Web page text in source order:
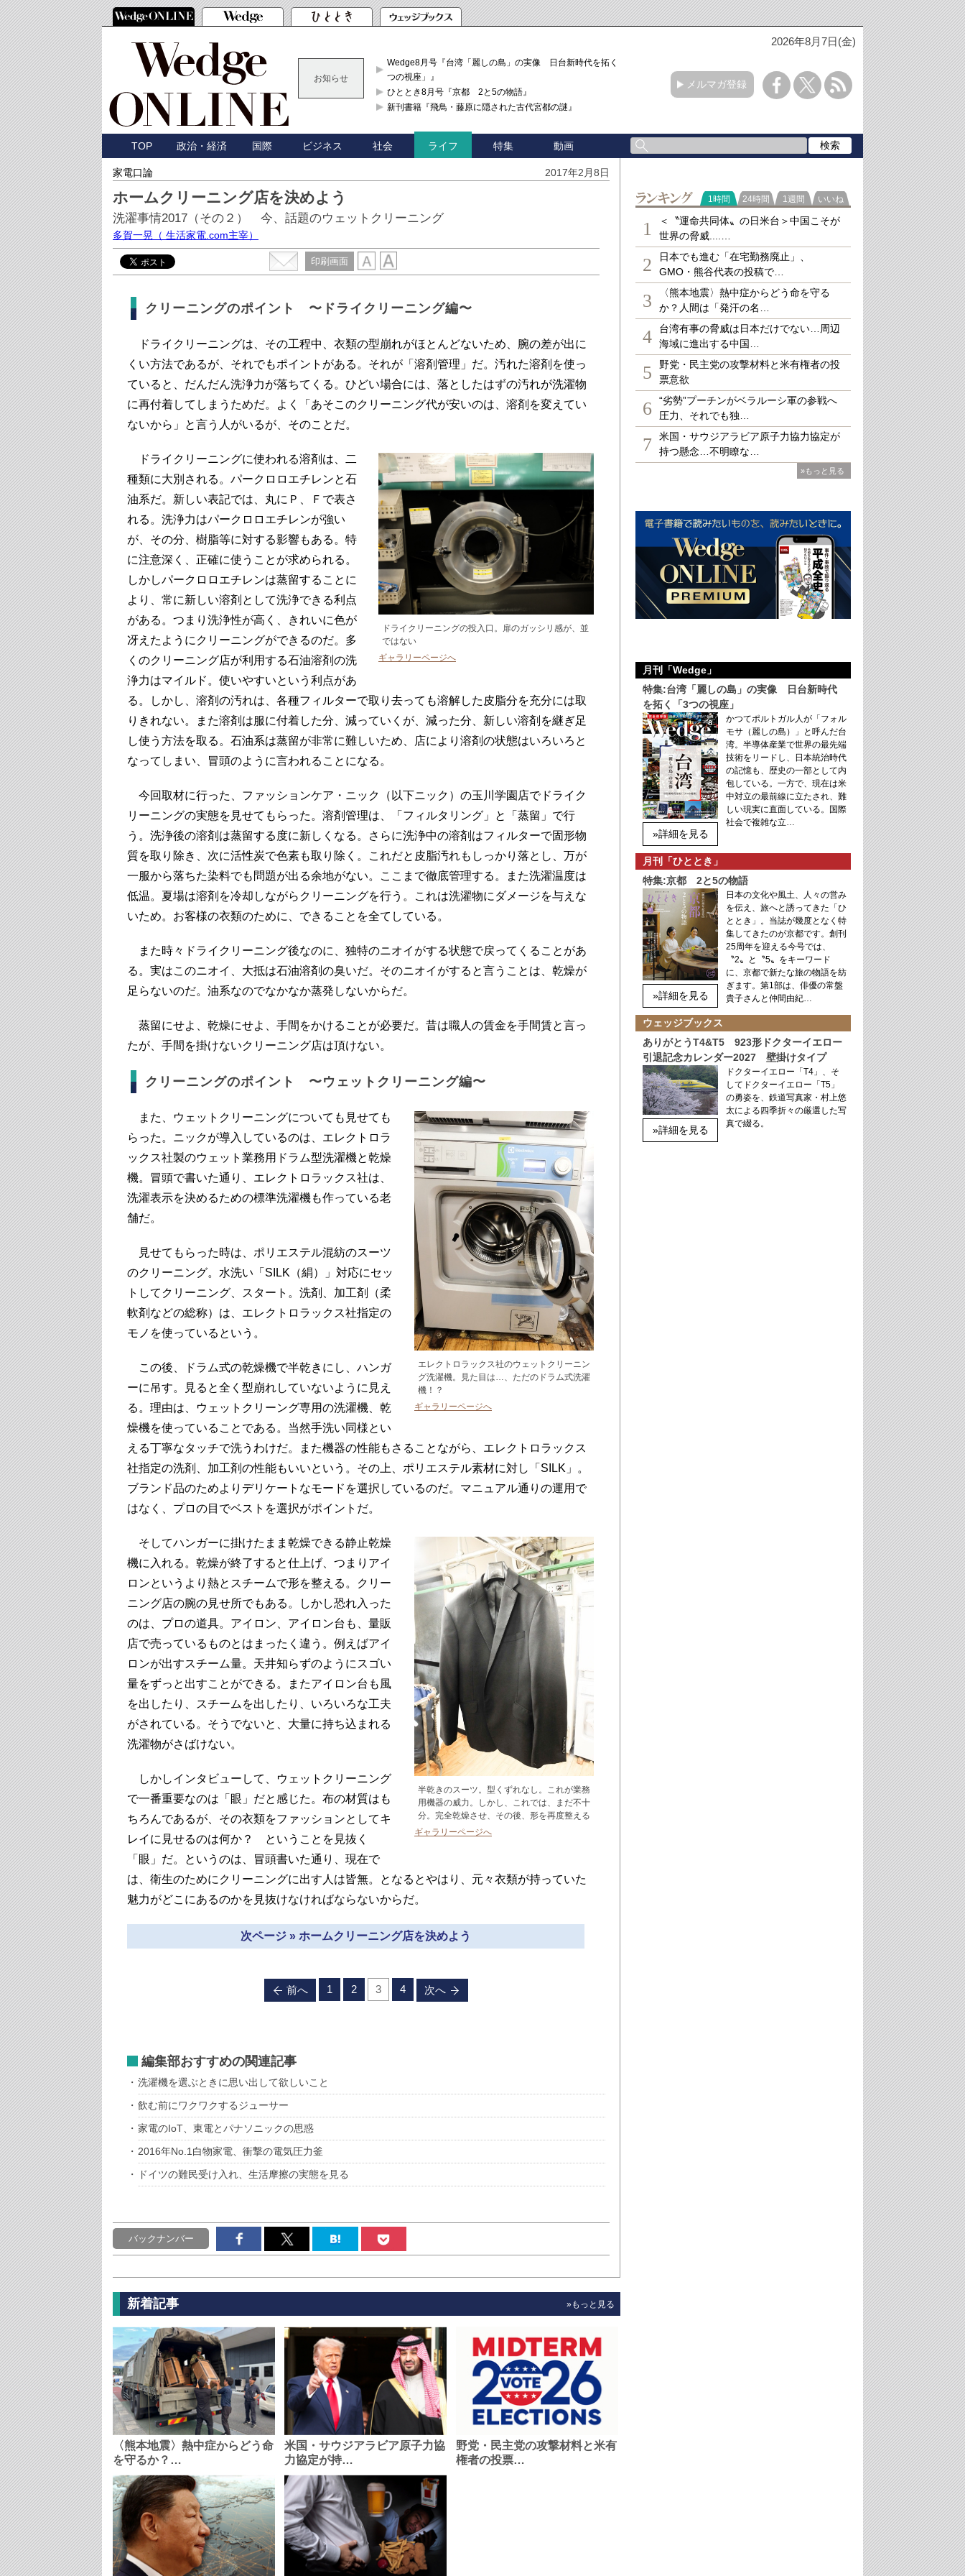
2026年8月7日(金)
お知らせ
Wedge8月号『台湾「麗しの島」の実像 日台新時代を拓く「3
つの視座」』
ひととき8月号『京都 2と5の物語』
新刊書籍『飛鳥・藤原に隠された古代宮都の謎』
メルマガ登録
TOP 政治・経済 国際 ビジネス 社会 ライフ 特集 動画
家電口論 2017年2月8日
ホームクリーニング店を決めよう
洗濯事情2017（その２） 今、話題のウェットクリーニング
多賀一晃 （ 生活家電.com主宰）
印刷画面
クリーニングのポイント 〜ドライクリーニング編〜
ドライクリーニングは、その工程中、衣類の型崩れがほとんどないため、腕の差が出に
くい方法であるが、それでもポイントがある。それが「溶剤管理」だ。汚れた溶剤を使っ
ていると、だんだん洗浄力が落ちてくる。ひどい場合には、落としたはずの汚れが洗濯物
に再付着してしまうためだ。よく「あそこのクリーニング代が安いのは、溶剤を変えてい
ないから」と言う人がいるが、そのことだ。
ドライクリーニングの投入口。扉のガッシリ感が、並
ではない
ギャラリーページへ
ドライクリーニングに使われる溶剤は、二
種類に大別される。パークロロエチレンと石
油系だ。新しい表記では、丸にＰ、Ｆで表さ
れる。洗浄力はパークロロエチレンが強い
が、その分、樹脂等に対する影響もある。特
に注意深く、正確に使うことが求められる。
しかしパークロロエチレンは蒸留することに
より、常に新しい溶剤として洗浄できる利点
がある。つまり洗浄性が高く、きれいに色が
冴えたようにクリーニングができるのだ。多
くのクリーニング店が利用する石油溶剤の洗
浄力はマイルド。使いやすいという利点があ
る。しかし、溶剤の汚れは、各種フィルターで取り去っても溶解した皮脂分を充分には取
りきれない。また溶剤は服に付着した分、減っていくが、減った分、新しい溶剤を継ぎ足
し使う方法を取る。石油系は蒸留が非常に難しいため、店により溶剤の状態はいろいろと
なってしまい、冒頭のように言われることになる。
今回取材に行った、ファッションケア・ニック（以下ニック）の玉川学園店でドライク
リーニングの実態を見せてもらった。溶剤管理は、「フィルタリング」と「蒸留」で行
う。洗浄後の溶剤は蒸留する度に新しくなる。さらに洗浄中の溶剤はフィルターで固形物
質を取り除き、次に活性炭で色素も取り除く。これだと皮脂汚れもしっかり落とし、万が
一服から落ちた染料でも問題が出る余地がない。ここまで徹底管理する。また洗濯温度は
低温。夏場は溶剤を冷却しながらクリーニングを行う。これは洗濯物にダメージを与えな
いため。お客様の衣類のために、できることを全てしている。
また時々ドライクリーニング後なのに、独特のニオイがする状態で戻ってくることがあ
る。実はこのニオイ、大抵は石油溶剤の臭いだ。そのニオイがすると言うことは、乾燥が
足らないのだ。油系なのでなかなか蒸発しないからだ。
蒸留にせよ、乾燥にせよ、手間をかけることが必要だ。昔は職人の賃金を手間賃と言っ
たが、手間を掛けないクリーニング店は頂けない。
クリーニングのポイント 〜ウェットクリーニング編〜
エレクトロラックス社のウェットクリーニン
グ洗濯機。見た目は…、ただのドラム式洗濯
機！？
ギャラリーページへ
また、ウェットクリーニングについても見せても
らった。ニックが導入しているのは、エレクトロラ
ックス社製のウェット業務用ドラム型洗濯機と乾燥
機。冒頭で書いた通り、エレクトロラックス社は、
洗濯表示を決めるための標準洗濯機も作っている老
舗だ。
見せてもらった時は、ポリエステル混紡のスーツ
のクリーニング。水洗い「SILK（絹）」対応にセッ
トしてクリーニング、スタート。洗剤、加工剤（柔
軟剤などの総称）は、エレクトロラックス社指定の
モノを使っているという。
この後、ドラム式の乾燥機で半乾きにし、ハンガ
ーに吊す。見ると全く型崩れしていないように見え
る。理由は、ウェットクリーング専用の洗濯機、乾
燥機を使っていることである。当然手洗い同様とい
える丁寧なタッチで洗うわけだ。また機器の性能もさることながら、エレクトロラックス
社指定の洗剤、加工剤の性能もいいという。その上、ポリエステル素材に対し「SILK」。
ブランド品のためよりデリケートなモードを選択しているのだ。マニュアル通りの運用で
はなく、プロの目でベストを選択がポイントだ。
半乾きのスーツ。型くずれなし。これが業務
用機器の威力。しかし、これでは、まだ不十
分。完全乾燥させ、その後、形を再度整える
ギャラリーページへ
そしてハンガーに掛けたまま乾燥できる静止乾燥
機に入れる。乾燥が終了すると仕上げ、つまりアイ
ロンというより熱とスチームで形を整える。クリー
ニング店の腕の見せ所でもある。しかし恐れ入った
のは、プロの道具。アイロン、アイロン台も、量販
店で売っているものとはまったく違う。例えばアイ
ロンが出すスチーム量。天井知らずのようにスゴい
量をずっと出すことができる。またアイロン台も風
を出したり、スチームを出したり、いろいろな工夫
がされている。そうでないと、大量に持ち込まれる
洗濯物がさばけない。
しかしインタビューして、ウェットクリーニング
で一番重要なのは「眼」だと感じた。布の材質はも
ちろんであるが、その衣類をファッションとしてキ
レイに見せるのは何か？ ということを見抜く
「眼」だ。というのは、冒頭書いた通り、現在で
は、衛生のためにクリーニングに出す人は皆無。となるとやはり、元々衣類が持っていた
魅力がどこにあるのかを見抜けなければならないからだ。
次ページ » ホームクリーニング店を決めよう
前へ 1 2 3 4 次へ
編集部おすすめの関連記事
洗濯機を選ぶときに思い出して欲しいこと
飲む前にワクワクするジューサー
家電のIoT、東電とパナソニックの思惑
2016年No.1白物家電、衝撃の電気圧力釜
ドイツの難民受け入れ、生活摩擦の実態を見る
バックナンバー
新着記事 »もっと見る
〈熊本地震〉熱中症からどう命
を守るか？…
米国・サウジアラビア原子力協
力協定が持…
野党・民主党の攻撃材料と米有
権者の投票…
ランキング
1時間 24時間 1週間 いいね
1
＜〝運命共同体〟の日米台＞中国こそが
世界の脅威....…
2
日本でも進む「在宅勤務廃止」、
GMO・熊谷代表の投稿で…
3
〈熊本地震〉熱中症からどう命を守る
か？人間は「発汗の名…
4
台湾有事の脅威は日本だけでない…周辺
海域に進出する中国…
5
野党・民主党の攻撃材料と米有権者の投
票意欲
6
“劣勢”プーチンがベラルーシ軍の参戦へ
圧力、それでも独…
7
米国・サウジアラビア原子力協力協定が
持つ懸念…不明瞭な…
»もっと見る
月刊「Wedge」
特集:台湾「麗しの島」の実像 日台新時代
を拓く「3つの視座」
»詳細を見る
かつてポルトガル人が「フォル
モサ（麗しの島）」と呼んだ台
湾。半導体産業で世界の最先端
技術をリードし、日本統治時代
の記憶も、歴史の一部として内
包している。一方で、現在は米
中対立の最前線に立たされ、難
しい現実に直面している。国際
社会で複雑な立…
月刊「ひととき」
特集:京都 2と5の物語
»詳細を見る
日本の文化や風土、人々の営み
を伝え、旅へと誘ってきた「ひ
ととき」。当誌が幾度となく特
集してきたのが京都です。創刊
25周年を迎える今号では、
〝2〟と〝5〟をキーワード
に、京都で新たな旅の物語を紡
ぎます。第1部は、俳優の常盤
貴子さんと仲間由紀…
ウェッジブックス
ありがとうT4&T5 923形ドクターイエロー
引退記念カレンダー2027 壁掛けタイプ
»詳細を見る
ドクターイエロー「T4」、そ
してドクターイエロー「T5」
の勇姿を、鉄道写真家・村上悠
太による四季折々の厳選した写
真で綴る。